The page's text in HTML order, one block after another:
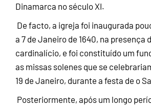
Dinamarca no século XI.
De facto, a igreja foi inaugurada
a 7 de Janeiro de 1640, na presença
cardinalício, e foi constituído um
as missas solenes que se
19 de Janeiro, durante a festa de o
Posteriormente, após um longo